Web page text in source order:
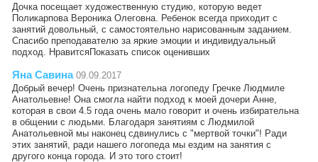
Дочка посещает художественную студию, которую ведет
Поликарпова Вероника Олеговна. Ребенок всегда приходит с
занятий довольный, с самостоятельно нарисованным заданием.
Спасибо преподавателю за яркие эмоции и индивидуальный
подход. НравитсяПоказать список оценивших
Яна Савина 09.09.2017
Добрый вечер! Очень признательна логопеду Гречке Людмиле
Анатольевне! Она смогла найти подход к моей дочери Анне,
которая в свои 4.5 года очень мало говорит и очень избирательна
в общении с людьми. Благодаря занятиям с Людмилой
Анатольевной мы наконец сдвинулись с "мертвой точки"! Ради
этих занятий, ради нашего логопеда мы ездим на занятия с
другого конца города. И это того стоит!